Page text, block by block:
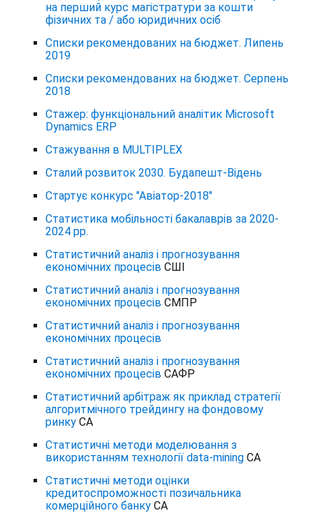
на перший курс магістратури за кошти
фізичних та / або юридичних осіб
Списки рекомендованих на бюджет. Липень
2019
Списки рекомендованих на бюджет. Серпень
2018
Стажер: функціональний аналітик Microsoft
Dynamics ERP
Стажування в MULTIPLEX
Сталий розвиток 2030. Будапешт-Відень
Стартує конкурс "Авіатор-2018"
Статистика мобільності бакалаврів за 2020-
2024 рр.
Статистичний аналіз і прогнозування
економічних процесів СШІ
Статистичний аналіз і прогнозування
економічних процесів СМПР
Статистичний аналіз і прогнозування
економічних процесів
Статистичний аналіз і прогнозування
економічних процесів САФР
Статистичний арбітраж як приклад стратегії
алгоритмічного трейдингу на фондовому
ринку СА
Статистичні методи моделювання з
використанням технології data-mining СА
Статистичні методи оцінки
кредитоспроможності позичальника
комерційного банку СА